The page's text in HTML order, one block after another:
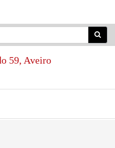
59, Aveiro